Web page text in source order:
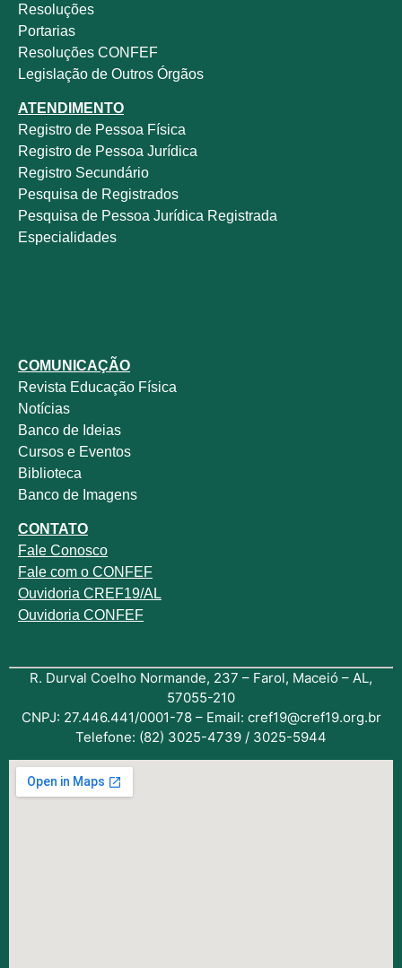
Resoluções
Portarias
Resoluções CONFEF
Legislação de Outros Órgãos
ATENDIMENTO
Registro de Pessoa Física
Registro de Pessoa Jurídica
Registro Secundário
Pesquisa de Registrados
Pesquisa de Pessoa Jurídica Registrada
Especialidades
COMUNICAÇÃO
Revista Educação Física
Notícias
Banco de Ideias
Cursos e Eventos
Biblioteca
Banco de Imagens
CONTATO
Fale Conosco
Fale com o CONFEF
Ouvidoria CREF19/AL
Ouvidoria CONFEF
R. Durval Coelho Normande, 237 – Farol, Maceió – AL,
57055-210
CNPJ: 27.446.441/0001-78 – Email: cref19@cref19.org.br
Telefone: (82) 3025-4739 / 3025-5944